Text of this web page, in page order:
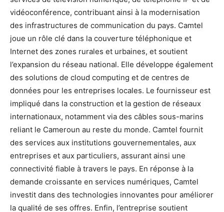
vidéoconférence, contribuant ainsi à la modernisation
des infrastructures de communication du pays. Camtel
joue un rôle clé dans la couverture téléphonique et
Internet des zones rurales et urbaines, et soutient
l’expansion du réseau national. Elle développe également
des solutions de cloud computing et de centres de
données pour les entreprises locales. Le fournisseur est
impliqué dans la construction et la gestion de réseaux
internationaux, notamment via des câbles sous-marins
reliant le Cameroun au reste du monde. Camtel fournit
des services aux institutions gouvernementales, aux
entreprises et aux particuliers, assurant ainsi une
connectivité fiable à travers le pays. En réponse à la
demande croissante en services numériques, Camtel
investit dans des technologies innovantes pour améliorer
la qualité de ses offres. Enfin, l’entreprise soutient